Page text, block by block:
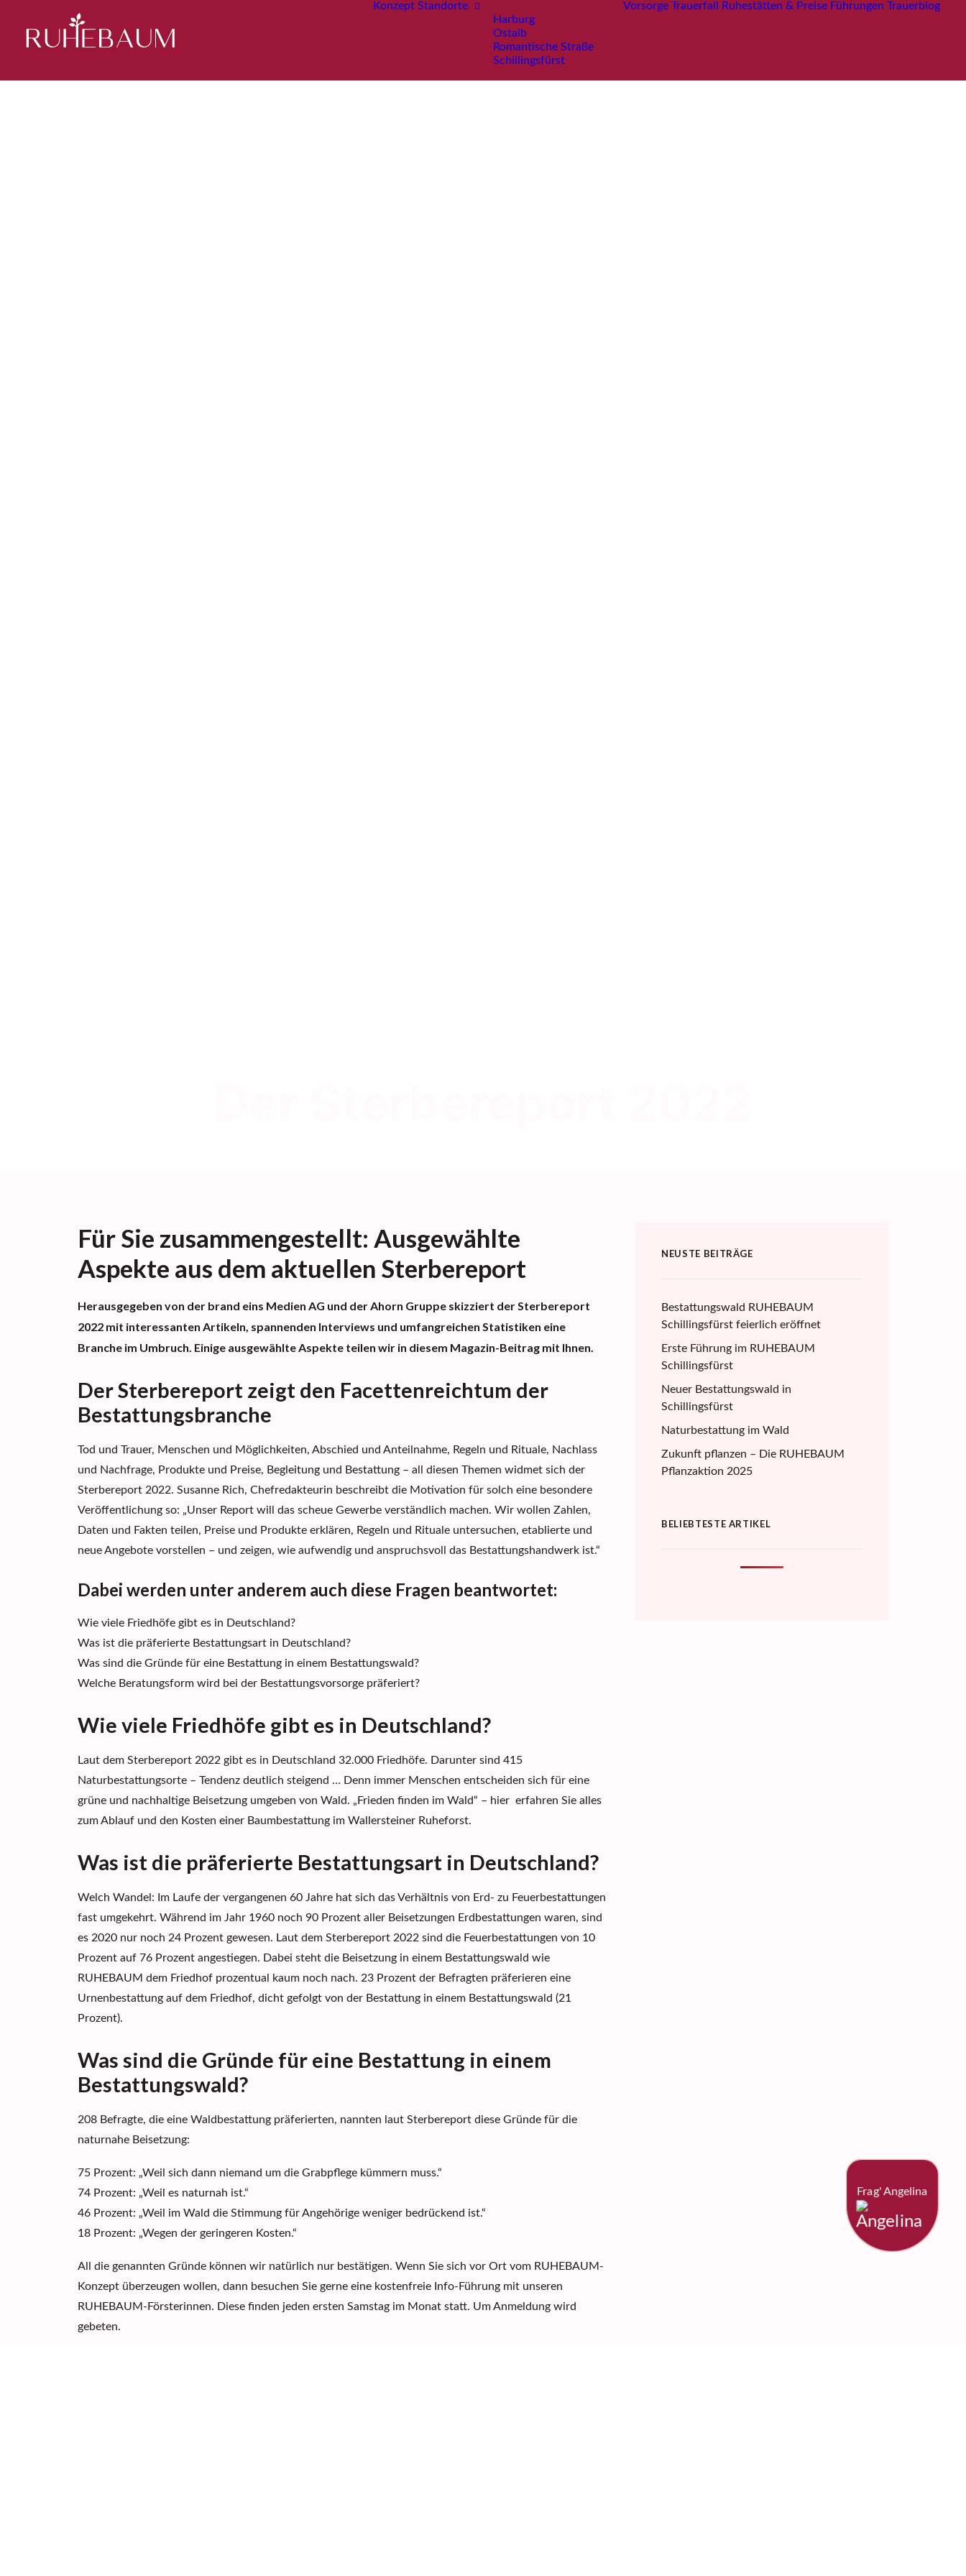
Konzept Standorte
Harburg
Ostalb
Romantische Straße
Schillingsfürst
Vorsorge Trauerfall Ruhestätten & Preise Führungen Trauerblog
Für Sie zusammengestellt: Ausgewählte
Aspekte aus dem aktuellen Sterbereport
Herausgegeben von der brand eins Medien AG und derAhorn Gruppe skizziert derSterbereport
2022 mit interessanten Artikeln, spannenden Interviews und umfangreichen Statistiken eine
Branche im Umbruch. Einige ausgewählte Aspekte teilen wir in diesem Magazin-Beitrag mit Ihnen.
Der Sterbereport zeigt den Facettenreichtum der
Bestattungsbranche
Tod und Trauer, Menschen und Möglichkeiten, Abschied und Anteilnahme, Regeln und Rituale, Nachlass
und Nachfrage, Produkte und Preise, Begleitung und Bestattung – all diesen Themen widmet sich der
Sterbereport 2022. Susanne Rich, Chefredakteurin beschreibt die Motivation für solch eine besondere
Veröffentlichung so: „Unser Report will das scheue Gewerbe verständlich machen. Wir wollen Zahlen,
Daten und Fakten teilen, Preise und Produkte erklären, Regeln und Rituale untersuchen, etablierte und
neue Angebote vorstellen – und zeigen, wie aufwendig und anspruchsvoll das Bestattungshandwerk ist.“
Dabei werden unter anderem auch diese Fragen beantwortet:
Wie viele Friedhöfe gibt es in Deutschland?
Was ist die präferierte Bestattungsart in Deutschland?
Was sind die Gründe für eine Bestattung in einem Bestattungswald?
Welche Beratungsform wird bei der Bestattungsvorsorge präferiert?
Wie viele Friedhöfe gibt es in Deutschland?
Laut dem Sterbereport 2022 gibt es in Deutschland 32.000 Friedhöfe. Darunter sind 415
Naturbestattungsorte – Tendenz deutlich steigend … Denn immer Menschen entscheiden sich für eine
grüne und nachhaltige Beisetzung umgeben von Wald. „Frieden finden im Wald“ – hier erfahren Sie alles
zum Ablauf und den Kosten einer Baumbestattung im Wallersteiner Ruheforst.
Was ist die präferierte Bestattungsart in Deutschland?
Welch Wandel: Im Laufe der vergangenen 60 Jahre hat sich das Verhältnis von Erd- zu Feuerbestattungen
fast umgekehrt. Während im Jahr 1960 noch 90 Prozent aller Beisetzungen Erdbestattungen waren, sind
es 2020 nur noch 24 Prozent gewesen. Laut dem Sterbereport 2022 sind die Feuerbestattungen von 10
Prozent auf 76 Prozent angestiegen. Dabei steht die Beisetzung in einem Bestattungswald wie
RUHEBAUM dem Friedhof prozentual kaum noch nach. 23 Prozent der Befragten präferieren eine
Urnenbestattung auf dem Friedhof, dicht gefolgt von der Bestattung in einem Bestattungswald (21
Prozent).
Was sind die Gründe für eine Bestattung in einem
Bestattungswald?
208 Befragte, die eine Waldbestattung präferierten, nannten laut Sterbereport diese Gründe für die
naturnahe Beisetzung:
75 Prozent: „Weil sich dann niemand um die Grabpflege kümmern muss.“
74 Prozent: „Weil es naturnah ist.“
46 Prozent: „Weil im Wald die Stimmung für Angehörige weniger bedrückend ist.“
18 Prozent: „Wegen der geringeren Kosten.“
All die genannten Gründe können wir natürlich nur bestätigen. Wenn Sie sich vor Ort vom RUHEBAUM-
Konzept überzeugen wollen, dann besuchen Sie gerne eine kostenfreie Info-Führung mit unseren
RUHEBAUM-Försterinnen. Diese finden jeden ersten Samstag im Monat statt. Um Anmeldung wird
gebeten.
Frag' Angelina
NEUSTE BEITRÄGE
Bestattungswald RUHEBAUM
Schillingsfürst feierlich eröffnet
Erste Führung im RUHEBAUM
Schillingsfürst
Neuer Bestattungswald in
Schillingsfürst
Naturbestattung im Wald
Zukunft pflanzen – Die RUHEBAUM
Pflanzaktion 2025
BELIEBTESTE ARTIKEL